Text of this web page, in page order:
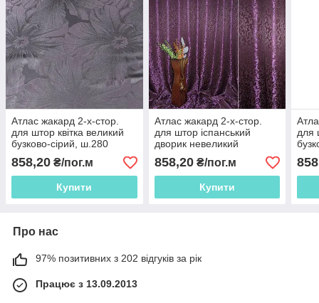
Атлас жакард 2-х-стор.
для штор квітка великий
бузково-сірий, ш.280
858,20 ₴/пог.м
Купити
Атлас жакард 2-х-стор.
для штор іспанський
дворик невеликий
бузково-бордовий, ш.280
858,20₴/пог.м
Купити
для
Про нас
97% позитивних з 202 відгуків за рік
Працює з 13.09.2013